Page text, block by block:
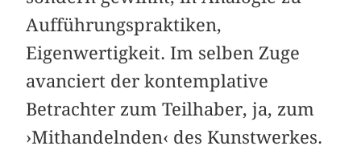
Aufführungspraktiken,
Eigenwertigkeit. Im selben Zuge
avanciert der kontemplative
Betrachter zum Teilhaber, ja, zum
›Mithandelnden‹ des Kunstwerkes.